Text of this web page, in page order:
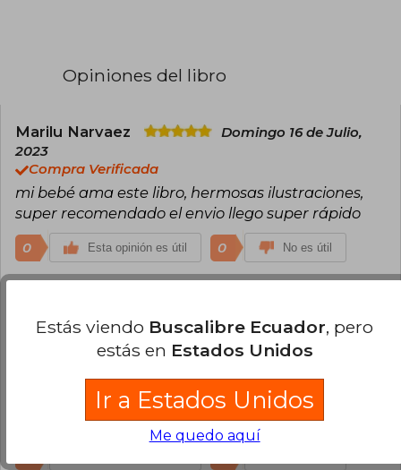
Opiniones del libro
Marilu Narvaez
Domingo 16 de Julio,
2023
Compra Verificada
mi bebé ama este libro, hermosas ilustraciones,
super recomendado el envio llego super rápido
0 Esta opinión es útil 0 No es útil
Diciembre, 2023
Compra Verificada
Super tierno, de buen material. Aun no se lo doy a
mi hija pues hace parte de su traído. Pero sé que
le encantará. Los dibujos son demasiado tiernos.
Me encantó!
Estás viendo Buscalibre Ecuador, pero
estás en Estados Unidos
Ir a Estados Unidos
Me quedo aquí